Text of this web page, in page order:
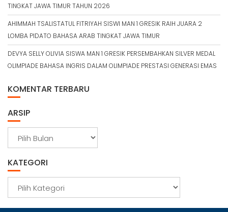
TINGKAT JAWA TIMUR TAHUN 2026
AHIMMAH TSALISTATUL FITRIYAH SISWI MAN 1 GRESIK RAIH JUARA 2
LOMBA PIDATO BAHASA ARAB TINGKAT JAWA TIMUR
DEVYA SELLY OLIVIA SISWA MAN 1 GRESIK PERSEMBAHKAN SILVER MEDAL
OLIMPIADE BAHASA INGRIS DALAM OLIMPIADE PRESTASI GENERASI EMAS
KOMENTAR TERBARU
ARSIP
i
KATEGORI
t